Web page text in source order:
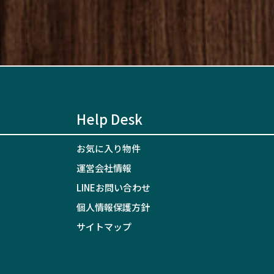
Help Desk
お気に入り物件
運営会社情報
LINEお問い合わせ
個人情報保護方針
サイトマップ